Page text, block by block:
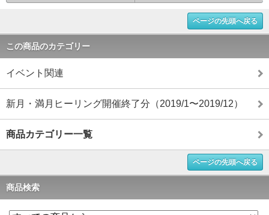
ページの先頭へ戻る
この商品のカテゴリー
イベント関連
新月・満月ヒーリング開催終了分（2019/1〜2019/12）
商品カテゴリー一覧
ページの先頭へ戻る
商品検索